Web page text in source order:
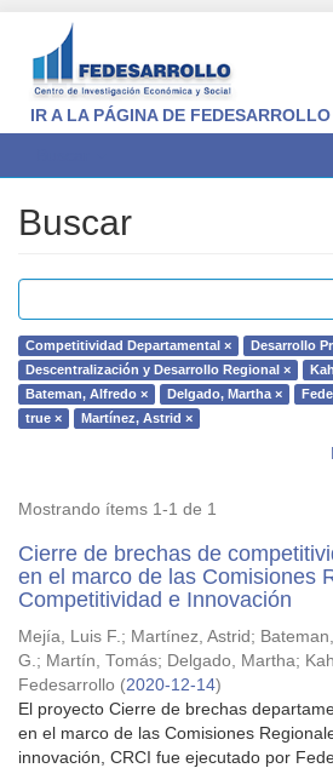
IR A LA PÁGINA DE FEDESARROLLO
Buscar
Competitividad Departamental ×
Desarrollo
Descentralización y Desarrollo Regional ×
Bateman, Alfredo ×
Delgado, Martha ×
true ×
Martínez, Astrid ×
Mostrando ítems 1-1 de 1
Cierre de brechas de
en el marco de las Comisiones
Competitividad e Innovación
Mejía, Luis F.; Martínez, Astrid ;
G.; Martín, Tomás; Delgado, Martha;
Fedesarrollo (2020-12-14)
El proyecto Cierre de brechas
en el marco de las Comisiones
innovación, CRCI fue ejecutado por